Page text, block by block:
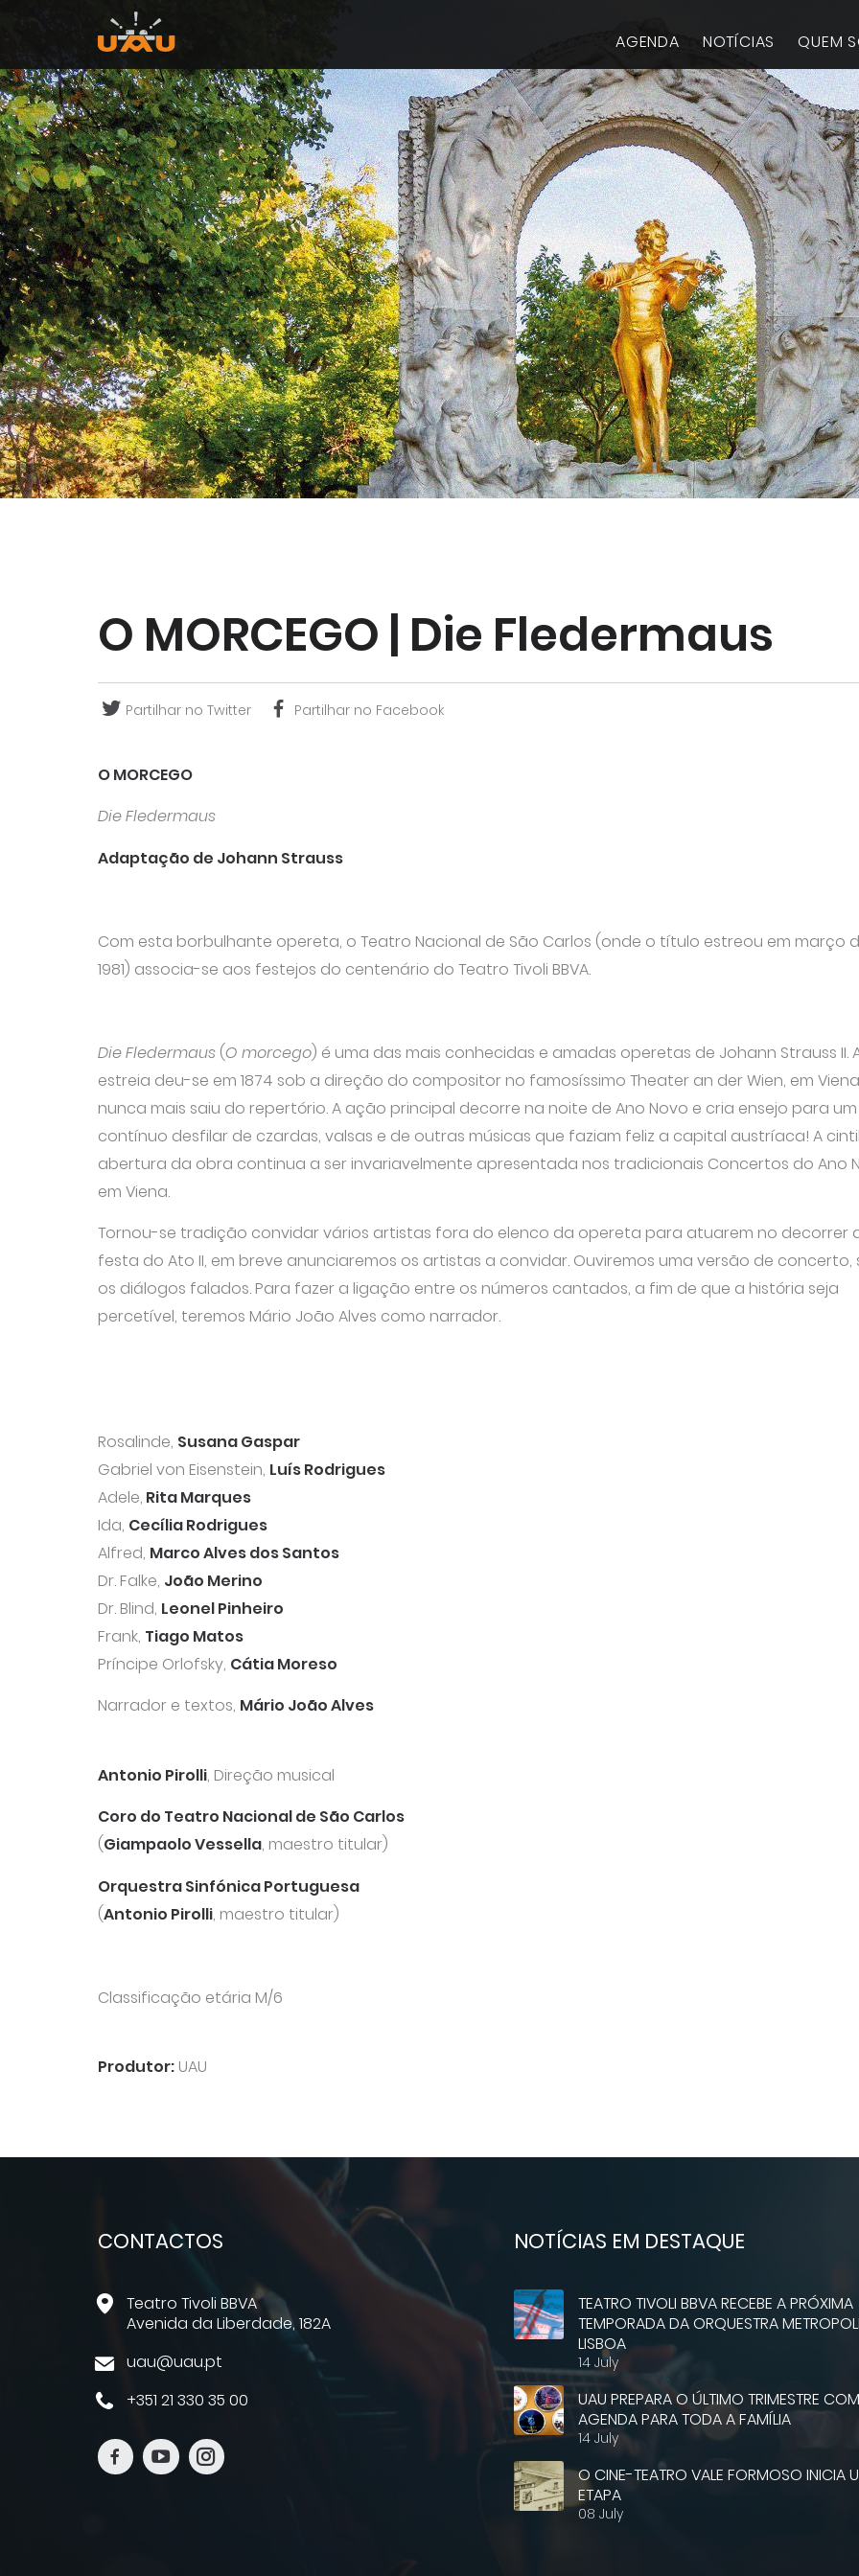
AGENDA NOTÍCIAS QUEM
O MORCEGO | Die Fledermaus
Partilhar no Twitter Partilhar no Facebook
O MORCEGO
Die Fledermaus
Adaptação de Johann Strauss
Com esta borbulhante opereta, o Teatro Nacional de São Carlos (onde o título estreou em março
1981) associa-se aos festejos do centenário do Teatro Tivoli BBVA.
Die Fledermaus (O morcego) é uma das mais conhecidas e amadas operetas de Johann Strauss II.
estreia deu-se em 1874 sob a direção do compositor no famosíssimo Theater an der Wien, em
nunca mais saiu do repertório. A ação principal decorre na noite de Ano Novo e cria ensejo para um
contínuo desfilar de czardas, valsas e de outras músicas que faziam feliz a capital austríaca! A
abertura da obra continua a ser invariavelmente apresentada nos tradicionais Concertos do Ano
em Viena.
Tornou-se tradição convidar vários artistas fora do elenco da opereta para atuarem no decorrer
festa do Ato II, em breve anunciaremos os artistas a convidar. Ouviremos uma versão de concerto,
os diálogos falados. Para fazer a ligação entre os números cantados, a fim de que a história seja
percetível, teremos Mário João Alves como narrador.
Rosalinde, Susana Gaspar
Gabriel von Eisenstein, Luís Rodrigues
Adele, Rita Marques
Ida, Cecília Rodrigues
Alfred, Marco Alves dos Santos
Dr. Falke, João Merino
Dr. Blind, Leonel Pinheiro
Frank, Tiago Matos
Príncipe Orlofsky, Cátia Moreso
Narrador e textos, Mário João Alves
Antonio Pirolli, Direção musical
Coro do Teatro Nacional de São Carlos
(Giampaolo Vessella, maestro titular)
Orquestra Sinfónica Portuguesa
(Antonio Pirolli, maestro titular)
Classificação etária M/6
Produtor: UAU
CONTACTOS
Teatro Tivoli BBVA
Avenida da Liberdade, 182A
uau@uau.pt
+351 21 330 35 00
NOTÍCIAS EM DESTAQUE
TEATRO TIVOLI BBVA RECEBE A PRÓXIMA
TEMPORADA DA ORQUESTRA
LISBOA
14 July
UAU PREPARA O ÚLTIMO TRIMESTRE
AGENDA PARA TODA A FAMÍLIA
14 July
O CINE-TEATRO VALE FORMOSO INICIA
ETAPA
08 July